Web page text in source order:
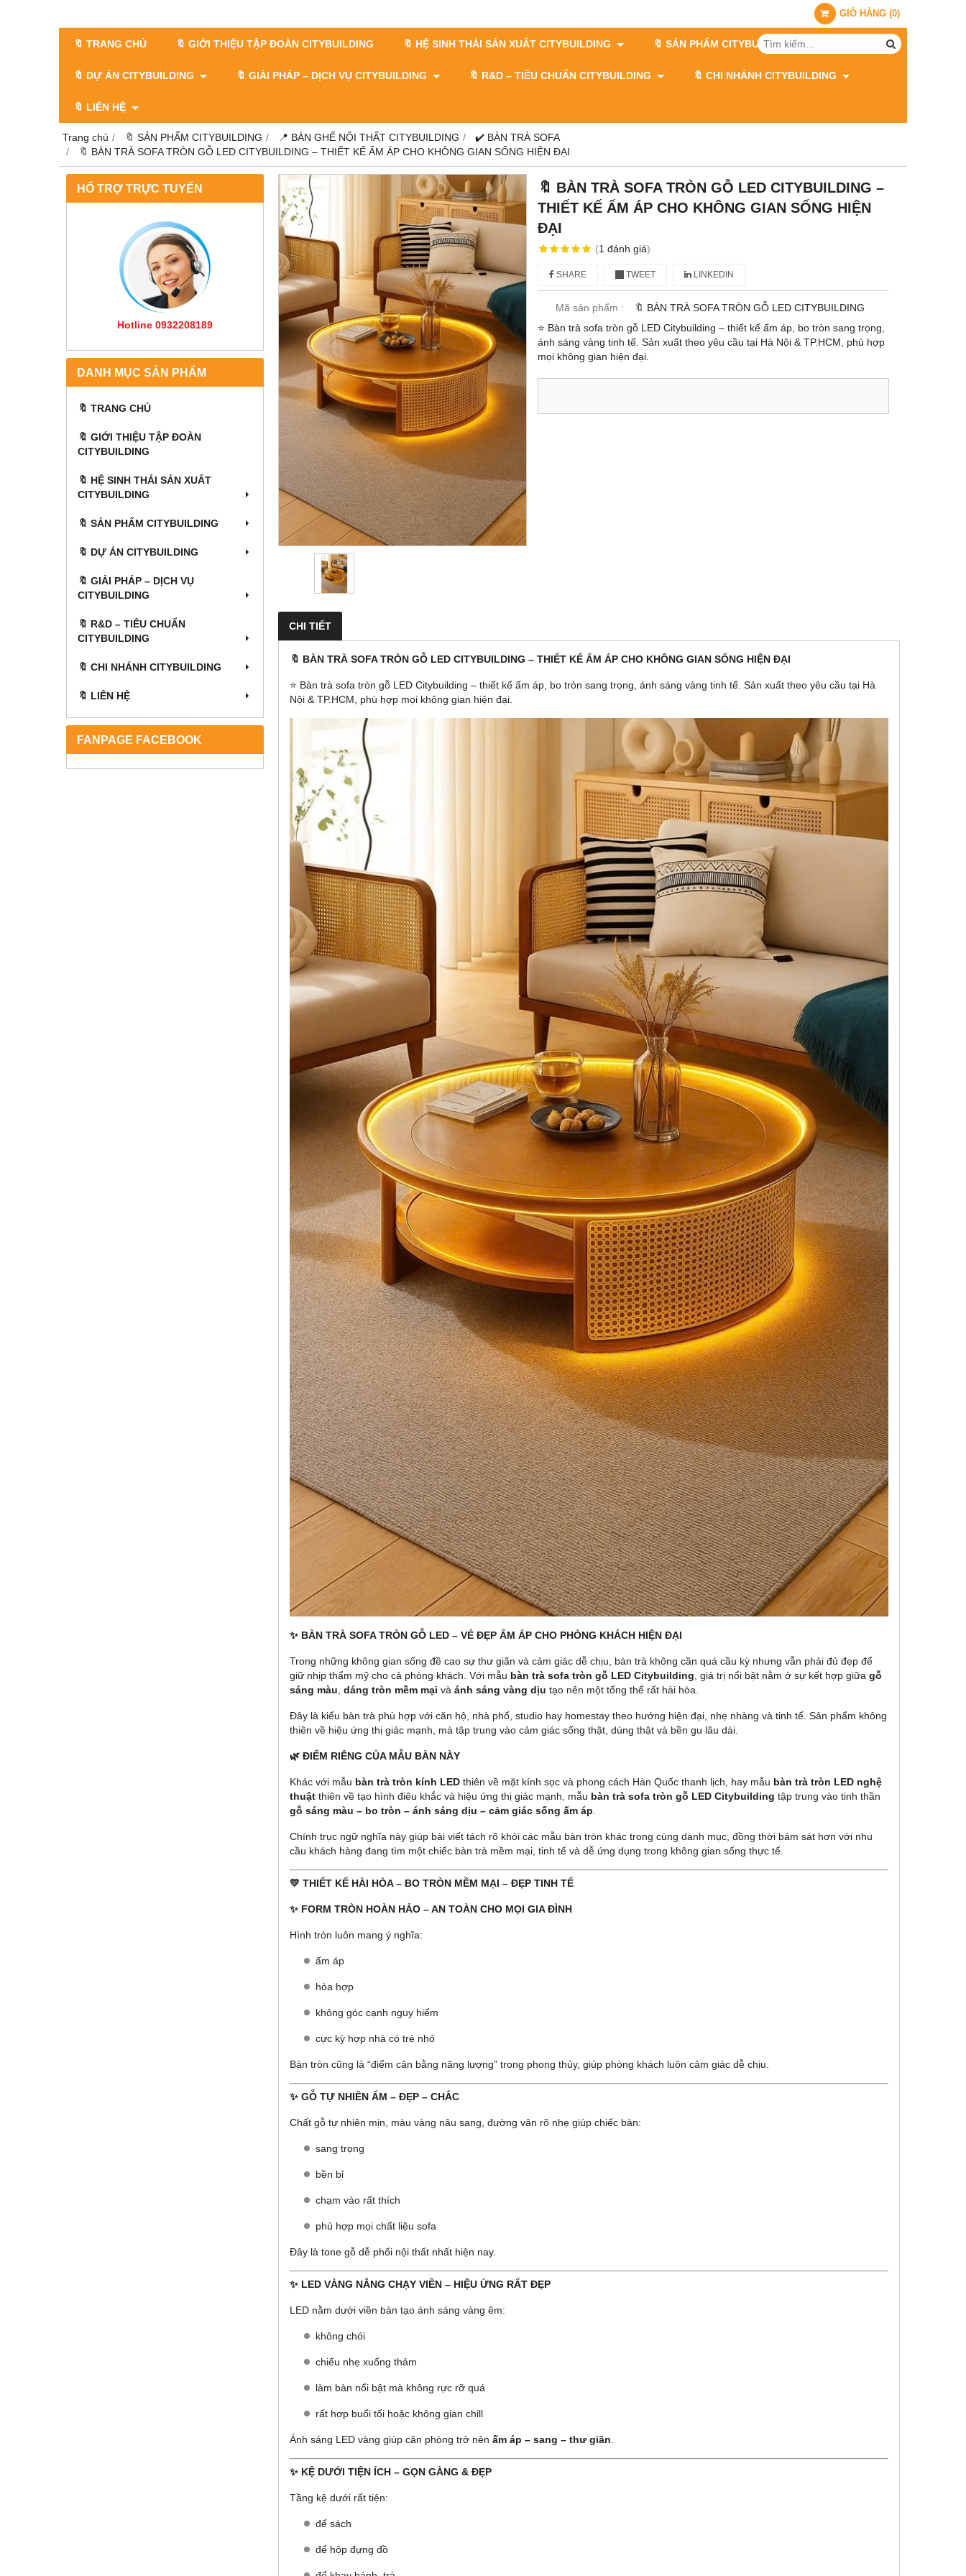
GIỎ HÀNG (0)
🔖 TRANG CHỦ 🔖 GIỚI THIỆU TẬP ĐOÀN CITYBUILDING 🔖 HỆ SINH THÁI SẢN XUẤT CITYBUILDING 🔖 SẢN PHẨM CITYBUILDING
🔖 DỰ ÁN CITYBUILDING 🔖 GIẢI PHÁP – DỊCH VỤ CITYBUILDING 🔖​​​​​​​ R&D – TIÊU CHUẨN CITYBUILDING 🔖 CHI NHÁNH CITYBUILDING
🔖 LIÊN HỆ
Trang chủ 🔖 SẢN PHẨM CITYBUILDING 📍 BÀN GHẾ NỘI THẤT CITYBUILDING
✔️ BÀN TRÀ SOFA
🔖 BÀN TRÀ SOFA TRÒN GỖ LED CITYBUILDING – THIẾT KẾ ẤM ÁP CHO KHÔNG GIAN SỐNG HIỆN ĐẠI
HỔ TRỢ TRỰC TUYẾN
Hotline 0932208189
DANH MỤC SẢN PHẨM
🔖 TRANG CHỦ
🔖 GIỚI THIỆU TẬP ĐOÀN
CITYBUILDING
🔖 HỆ SINH THÁI SẢN XUẤT
CITYBUILDING
🔖 SẢN PHẨM CITYBUILDING
🔖 DỰ ÁN CITYBUILDING
🔖 GIẢI PHÁP – DỊCH VỤ
CITYBUILDING
🔖​​​​​​​ R&D – TIÊU CHUẨN
CITYBUILDING
🔖 CHI NHÁNH CITYBUILDING
🔖 LIÊN HỆ
FANPAGE FACEBOOK
🔖 BÀN TRÀ SOFA TRÒN GỖ LED CITYBUILDING –
THIẾT KẾ ẤM ÁP CHO KHÔNG GIAN SỐNG HIỆN
ĐẠI
(1 đánh giá)
SHARE TWEET LINKEDIN
Mã sản phẩm :
🔖 BÀN TRÀ SOFA TRÒN GỖ LED CITYBUILDING
⭐ Bàn trà sofa tròn gỗ LED Citybuilding – thiết kế ấm áp, bo tròn sang trọng,
ánh sáng vàng tinh tế. Sản xuất theo yêu cầu tại Hà Nội & TP.HCM, phù hợp
mọi không gian hiện đại.
CHI TIẾT
🔖 BÀN TRÀ SOFA TRÒN GỖ LED CITYBUILDING – THIẾT KẾ ẤM ÁP CHO KHÔNG GIAN SỐNG HIỆN ĐẠI
⭐ Bàn trà sofa tròn gỗ LED Citybuilding – thiết kế ấm áp, bo tròn sang trọng, ánh sáng vàng tinh tế. Sản xuất theo yêu cầu tại Hà
Nội & TP.HCM, phù hợp mọi không gian hiện đại.
✨ BÀN TRÀ SOFA TRÒN GỖ LED – VẺ ĐẸP ẤM ÁP CHO PHÒNG KHÁCH HIỆN ĐẠI
Trong những không gian sống đề cao sự thư giãn và cảm giác dễ chịu, bàn trà không cần quá cầu kỳ nhưng vẫn phải đủ đẹp để
giữ nhịp thẩm mỹ cho cả phòng khách. Với mẫu bàn trà sofa tròn gỗ LED Citybuilding , giá trị nổi bật nằm ở sự kết hợp giữa gỗ
sáng màu dáng tròn mềm mại và ánh sáng vàng dịu tạo nên một tổng thể rất hài hòa.
Đây là kiểu bàn trà phù hợp với căn hộ, nhà phố, studio hay homestay theo hướng hiện đại, nhẹ nhàng và tinh tế. Sản phẩm không
thiên về hiệu ứng thị giác mạnh, mà tập trung vào cảm giác sống thật, dùng thật và bền gu lâu dài.
🌿 ĐIỂM RIÊNG CỦA MẪU BÀN NÀY
Khác với mẫu bàn trà tròn kính LED thiên về mặt kính sọc và phong cách Hàn Quốc thanh lịch, hay mẫu bàn trà tròn LED nghệ
thuật thiên về tạo hình điêu khắc và hiệu ứng thị giác mạnh, mẫu bàn trà sofa tròn gỗ LED Citybuilding tập trung vào tinh thần
gỗ sáng màu – bo tròn – ánh sáng dịu – cảm giác sống ấm áp
Chính trục ngữ nghĩa này giúp bài viết tách rõ khỏi các mẫu bàn tròn khác trong cùng danh mục, đồng thời bám sát hơn với nhu
cầu khách hàng đang tìm một chiếc bàn trà mềm mại, tinh tế và dễ ứng dụng trong không gian sống thực tế.
💛 THIẾT KẾ HÀI HÒA – BO TRÒN MỀM MẠI – ĐẸP TINH TẾ
✨ FORM TRÒN HOÀN HẢO – AN TOÀN CHO MỌI GIA ĐÌNH
Hình tròn luôn mang ý nghĩa:
ấm áp
hòa hợp
không góc cạnh nguy hiểm
cực kỳ hợp nhà có trẻ nhỏ
Bàn tròn cũng là “điểm cân bằng năng lượng” trong phong thủy, giúp phòng khách luôn cảm giác dễ chịu.
✨ GỖ TỰ NHIÊN ẤM – ĐẸP – CHẮC
Chất gỗ tự nhiên mịn, màu vàng nâu sang, đường vân rõ nhẹ giúp chiếc bàn:
sang trọng
bền bỉ
chạm vào rất thích
phù hợp mọi chất liệu sofa
Đây là tone gỗ dễ phối nội thất nhất hiện nay.
✨ LED VÀNG NẮNG CHẠY VIỀN – HIỆU ỨNG RẤT ĐẸP
LED nằm dưới viền bàn tạo ánh sáng vàng êm:
không chói
chiếu nhẹ xuống thảm
làm bàn nổi bật mà không rực rỡ quá
rất hợp buổi tối hoặc không gian chill
Ánh sáng LED vàng giúp căn phòng trở nên ấm áp – sang – thư giãn
✨ KỆ DƯỚI TIỆN ÍCH – GỌN GÀNG & ĐẸP
Tầng kệ dưới rất tiện:
để sách
để hộp đựng đồ